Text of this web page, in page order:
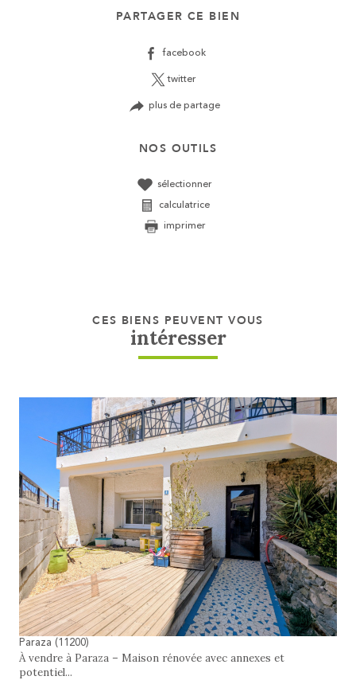
PARTAGER CE BIEN
facebook
twitter
plus de partage
NOS OUTILS
sélectionner
calculatrice
imprimer
CES BIENS PEUVENT VOUS
intéresser
voir le bien
Paraza (11200)
À vendre à Paraza – Maison rénovée avec annexes et
potentiel...